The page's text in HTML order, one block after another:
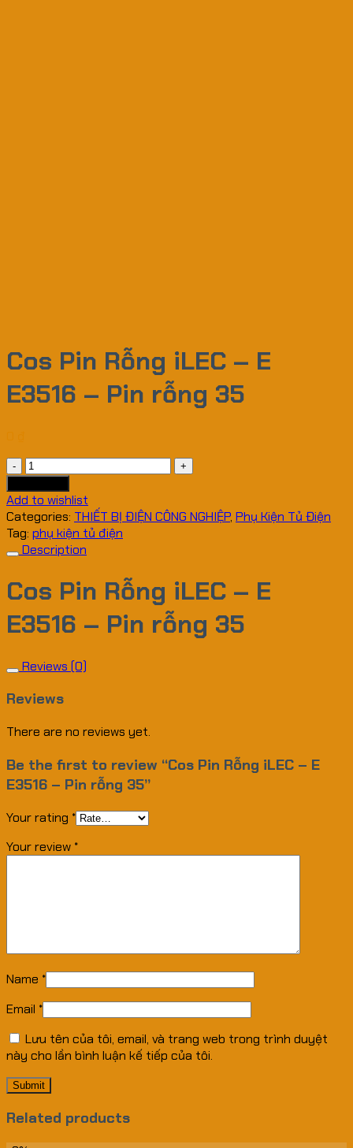
Cos Pin Rỗng iLEC – E
E3516 – Pin rỗng 35
Cos
Pin
Rỗng
iLEC
-
E
Pin
rỗng
35
Add to wishlist
Categories: THIẾT BỊ ĐIỆN CÔNG NGHIỆP, Phụ Kiện Tủ Điện
Tag: phụ kiện tủ điện
Description
Cos Pin Rỗng iLEC – E
E3516 – Pin rỗng 35
Reviews (0)
Reviews
There are no reviews yet.
Be the first to review “Cos Pin Rỗng iLEC – E
E3516 – Pin rỗng 35”
Your rating *
Your review *
Name *
Email *
Lưu tên của tôi, email, và trang web trong trình duyệt
này cho lần bình luận kế tiếp của tôi.
Related products